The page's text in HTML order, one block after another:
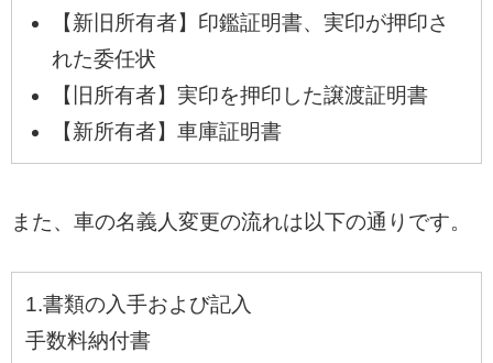
【新旧所有者】印鑑証明書、実印が押印さ
れた委任状
【旧所有者】実印を押印した譲渡証明書
【新所有者】車庫証明書
また、車の名義人変更の流れは以下の通りです。
1.書類の入手および記入
手数料納付書